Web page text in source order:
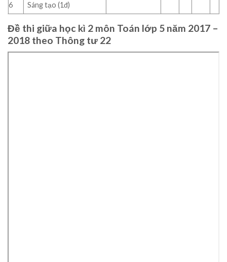
6
Sáng tạo (1đ)
Đề thi giữa học kì 2 môn Toán lớp 5 năm 2017 –
2018 theo Thông tư 22